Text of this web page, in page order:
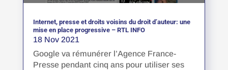
Internet, presse et droits voisins du droit d’auteur: une
mise en place progressive – RTL INFO
18 Nov 2021
Google va rémunérer l’Agence France-
Presse pendant cinq ans pour utiliser ses